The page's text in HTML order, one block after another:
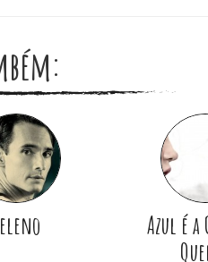
Azul é a